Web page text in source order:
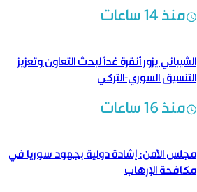
منذ 14 ساعات
الشيباني يزور أنقرة غداً لبحث التعاون وتعزيز
التنسيق السوري-التركي
منذ 16 ساعات
مجلس الأمن: إشادة دولية بجهود سوريا في
مكافحة الإرهاب